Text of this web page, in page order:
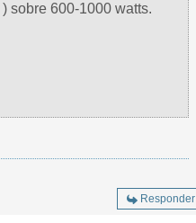
sobre 600-1000 watts.
Responder